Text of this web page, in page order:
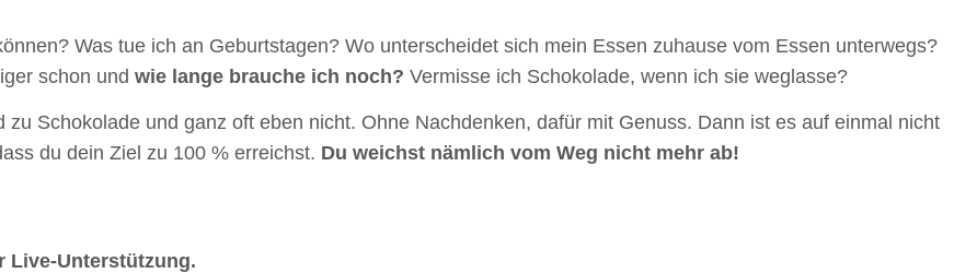
Was tue ich an Geburtstagen? Wo unterscheidet sich mein Essen zuhause vom Essen unterwegs?
schon und wie lange brauche ich noch? Vermisse ich Schokolade, wenn ich sie weglasse?
Schokolade und ganz oft eben nicht. Ohne Nachdenken, dafür mit Genuss. Dann ist es auf einmal nicht
du dein Ziel zu 100 % erreichst. Du weichst nämlich vom Weg nicht mehr ab!
Live-Unterstützung.